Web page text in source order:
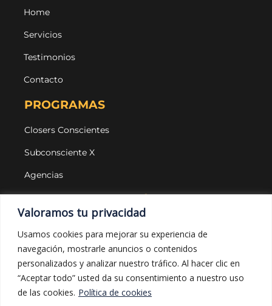
Valoramos tu privacidad
Usamos cookies para mejorar su experiencia de
navegación, mostrarle anuncios o contenidos
personalizados y analizar nuestro tráfico. Al hacer clic en
“Aceptar todo” usted da su consentimiento a nuestro uso
de las cookies. Política de cookies
Home
Servicios
Testimonios
Contacto
PROGRAMAS
Closers Conscientes
Subconsciente X
Agencias
Política de privacidad
Política de cookies
Política de compras